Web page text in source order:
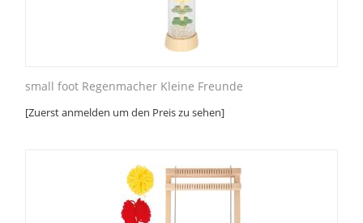
small foot Regenmacher Kleine Freunde
[Zuerst anmelden um den Preis zu sehen]